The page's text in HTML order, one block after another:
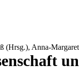
(Hrsg.), Anna-